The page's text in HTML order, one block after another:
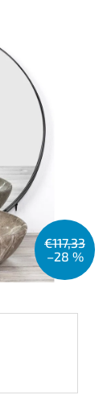
€117,33
–28 %